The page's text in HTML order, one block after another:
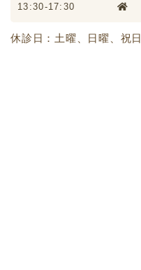
13:30-17:30
休診日：土曜、日曜、祝日